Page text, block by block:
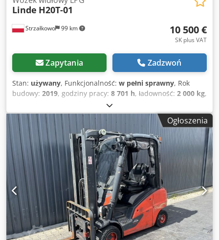
Strzałkowo 99 km
Linde H20T-01
10 500 €
SK plus VAT
Zapytania Zadzwoń
Stan: używany, Funkcjonalność: w pełni sprawny, Rok
budowy: 2019, godziny pracy: 8 701 h, ładowność: 2 000 kg,
4 625 mm
podnoszenia:1 519 mm, rodzaj paliwa:gaz, typ masztu:
triplex , wysokość konstrukcyjna: 2 121 mm
, typ napędu:
Treibgas
, Wózek widłowy na gaz płynny Klasa ISO: Klasa
ISO 2 = 1.000 - 2.500 kg Typ masztu: Triplex Stan: Gotowy
do pracy i w pełni sprawny Stan techniczny: dobry Opis:
Połówka kabiny Cedpfxszrkaco Aqqorf Przesuw boczny, 3.
zawór, ogrzewanie,
Ogłoszenia